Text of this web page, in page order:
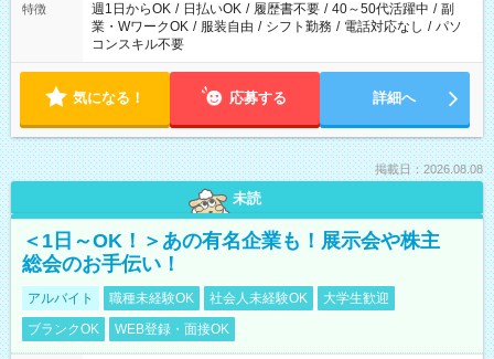
特徴 週1日からOK / 日払いOK / 履歴書不要 / 40～50代活躍中 / 副
業・WワークOK / 服装自由 / シフト勤務 / 電話対応なし / パソ
コンスキル不要
気になる！ 応募する 詳細へ
掲載日：2026.08.08
未読
＜1日～OK！＞あの有名企業も！展示会や株主
総会のお手伝い！
アルバイト 職種未経験OK 社会人未経験OK
大学生歓迎
ブランクOK
WEB登録・面接OK